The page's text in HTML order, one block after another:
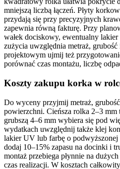
mniejszą liczbą łączeń. Płyty
przydają się przy precyzyjnych
zapewnia równą fakturę. Przy
wałek dociskowy, ewentualny
zużycia uwzględnia metraż,
projektowym ujmij też
porównać czas montażu, liczbę
Koszty zakupu korka w
Do wyceny przyjmij metraż,
powierzchni. Cieńsza rolka 2–3 mm
grubszą 4–6 mm wybiera się pod
wydatkach uwzględnij także klej
lakier UV lub farbę o
dodaj 10–15% zapasu na docinki i
montaż przebiega płynnie na
czas realizacji. W kosztach